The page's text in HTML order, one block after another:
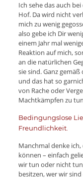
Ich sehe das auch
Hof. Da wird nicht
mich zu wenig
also gebe ich Dir
einem Jahr mal
Reaktion auf mich,
an die natürlichen
sie sind. Ganz gemäß
und das hat so
von Rache oder
Machtkämpfen zu
Bedingungslose
Freundlichkeit.
Manchmal denke
können – einfach
wir tun oder nicht
besitzen, wer wir